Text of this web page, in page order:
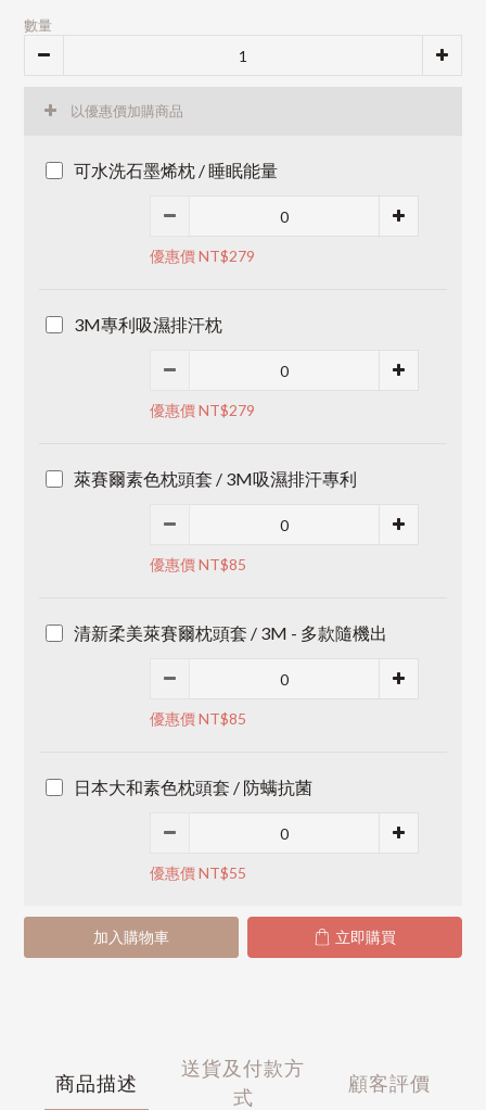
數量
以優惠價加購商品
可水洗石墨烯枕 / 睡眠能量
優惠價 NT$279
3M專利吸濕排汗枕
優惠價 NT$279
萊賽爾素色枕頭套 / 3M吸濕排汗專利
優惠價 NT$85
清新柔美萊賽爾枕頭套 / 3M - 多款隨機出
優惠價 NT$85
日本大和素色枕頭套 / 防螨抗菌
優惠價 NT$55
加入購物車 立即購買
商品描述
送貨及付款方
式
顧客評價